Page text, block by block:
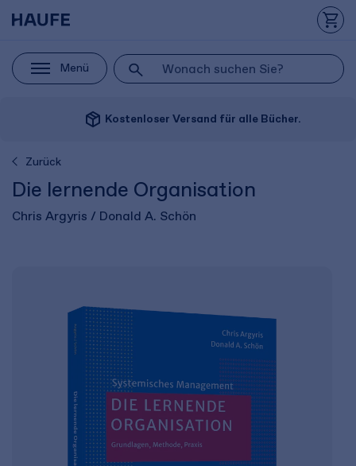
Menü
package_2 Kostenloser Versand für alle Bücher.
Zurück
Die lernende Organisation
Chris Argyris / Donald A. Schön